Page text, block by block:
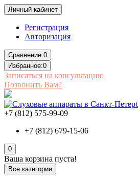
Личный кабинет
Регистрация
Авторизация
Сравнение:0
Избранное:0
Записаться на консультацию
Позвонить Вам?
+7 (812) 575-99-09
+7 (812) 679-15-06
0
Ваша корзина пуста!
Все категории